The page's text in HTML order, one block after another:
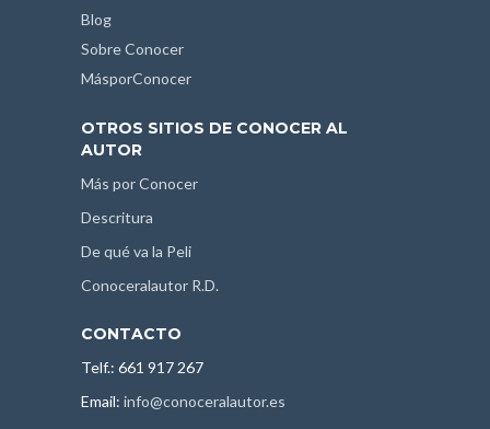
Blog
Sobre Conocer
MásporConocer
OTROS SITIOS DE CONOCER AL
AUTOR
Más por Conocer
Descritura
De qué va la Peli
Conoceralautor R.D.
CONTACTO
Telf.: 661 917 267
Email: info@conoceralautor.es